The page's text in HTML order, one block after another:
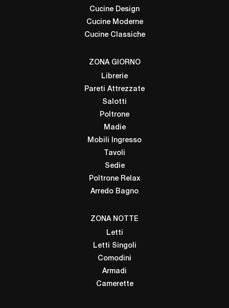
Cucine Design
Cucine Moderne
Cucine Classiche
ZONA GIORNO
Librerie
Pareti Attrezzate
Salotti
Poltrone
Madie
Mobili Ingresso
Tavoli
Sedie
Poltrone Relax
Arredo Bagno
ZONA NOTTE
Letti
Letti Singoli
Comodini
Armadi
Camerette